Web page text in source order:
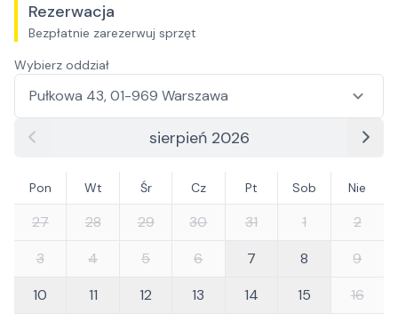
Rezerwacja
Bezpłatnie zarezerwuj sprzęt
Wybierz oddział
sierpień 2026
Pon Wt Śr Cz Pt Sob Nie
27 28 29 30 31 1
2
3
4 5 6 7 8
9
10
11 12 13 14 15
16